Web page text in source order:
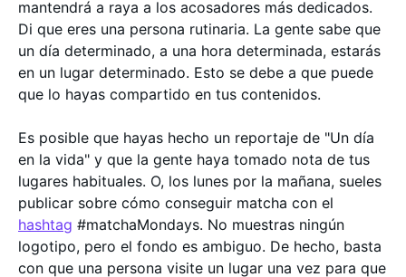
mantendrá a raya a los acosadores más dedicados.
Di que eres una persona rutinaria. La gente sabe que
un día determinado, a una hora determinada, estarás
en un lugar determinado. Esto se debe a que puede
que lo hayas compartido en tus contenidos.
Es posible que hayas hecho un reportaje de "Un día
en la vida" y que la gente haya tomado nota de tus
lugares habituales. O, los lunes por la mañana, sueles
publicar sobre cómo conseguir matcha con el
hashtag #matchaMondays. No muestras ningún
logotipo, pero el fondo es ambiguo. De hecho, basta
con que una persona visite un lugar una vez para que